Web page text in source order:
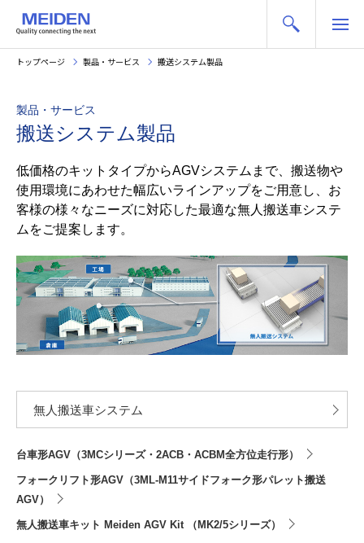
トップページ 製品・サービス 搬送システム製品
製品・サービス
搬送システム製品
低価格のキットタイプからAGVシステムまで、搬送物や
使用環境にあわせた幅広いラインアップをご用意し、お
客様の様々なニーズに対応した最適な無人搬送車システ
ムをご提案します。
無人搬送車システム
台車形AGV（3MCシリーズ・2ACB・ACBM全方位走行形）
フォークリフト形AGV（3ML-M11サイドフォーク形パレット搬送
AGV）
無人搬送車キット Meiden AGV Kit （MK2/5シリーズ）